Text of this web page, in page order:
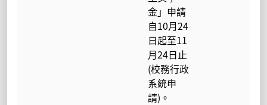
金」申請
自10月24
日起至11
月24日止
(校務行政
系統申
請)。